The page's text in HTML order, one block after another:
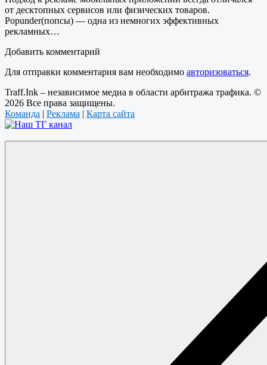
от десктопных сервисов или физических товаров.
Popunder(попсы) — одна из немногих эффективных
рекламных…
Добавить комментарий
Для отправки комментария вам необходимо авторизоваться.
Traff.Ink – независимое медиа в области арбитража трафика. ©
2026 Все права защищены.
Команда | Реклама | Карта сайта